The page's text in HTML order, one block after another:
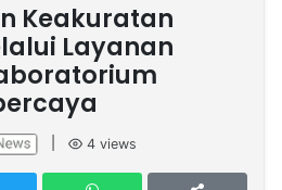
Keakuratan
Layanan
4 views